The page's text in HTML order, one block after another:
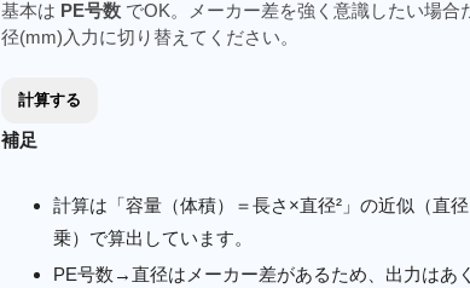
基本は PE号数 でOK。メーカー差を強く意識したい場合
径(mm)入力に切り替えてください。
計算する
補足
計算は「容量（体積）＝長さ×直径²」の近似（直
乗）で算出しています。
PE号数→直径はメーカー差があるため、出力はあ